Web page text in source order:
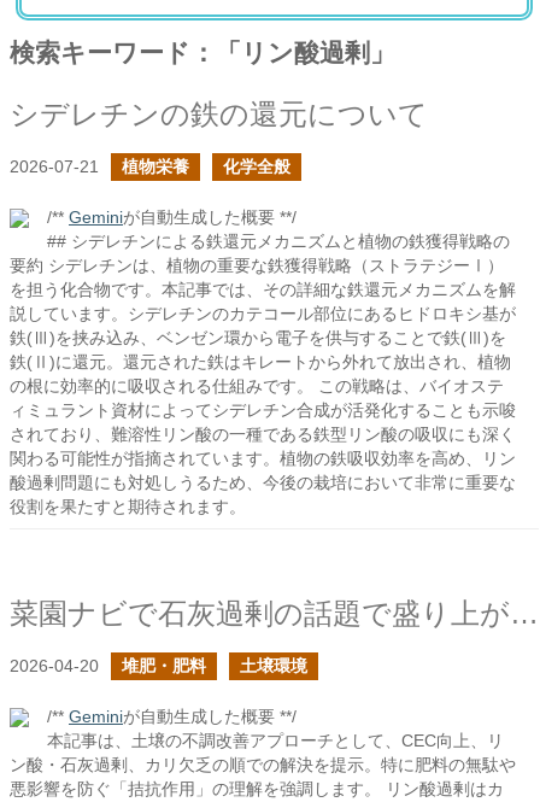
検索キーワード：「リン酸過剰」
シデレチンの鉄の還元について
2026-07-21 植物栄養 化学全般
/** Geminiが自動生成した概要 **/
## シデレチンによる鉄還元メカニズムと植物の鉄獲得戦略の
要約 シデレチンは、植物の重要な鉄獲得戦略（ストラテジーⅠ）
を担う化合物です。本記事では、その詳細な鉄還元メカニズムを解
説しています。シデレチンのカテコール部位にあるヒドロキシ基が
鉄(Ⅲ)を挟み込み、ベンゼン環から電子を供与することで鉄(Ⅲ)を
鉄(Ⅱ)に還元。還元された鉄はキレートから外れて放出され、植物
の根に効率的に吸収される仕組みです。 この戦略は、バイオステ
ィミュラント資材によってシデレチン合成が活発化することも示唆
されており、難溶性リン酸の一種である鉄型リン酸の吸収にも深く
関わる可能性が指摘されています。植物の鉄吸収効率を高め、リン
酸過剰問題にも対処しうるため、今後の栽培において非常に重要な
役割を果たすと期待されます。
菜園ナビで石灰過剰の話題で盛り上がっていて嬉しいの続き
2026-04-20 堆肥・肥料 土壌環境
/** Geminiが自動生成した概要 **/
本記事は、土壌の不調改善アプローチとして、CEC向上、リ
ン酸・石灰過剰、カリ欠乏の順での解決を提示。特に肥料の無駄や
悪影響を防ぐ「拮抗作用」の理解を強調します。 リン酸過剰はカ